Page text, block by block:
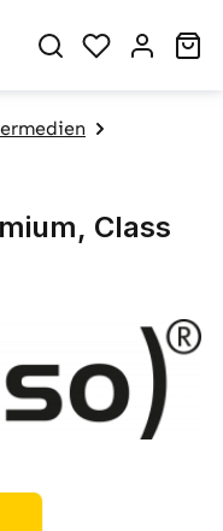
Du hast 0
Class